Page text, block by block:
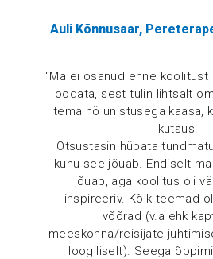
Auli Kõnnusaar,
“Ma ei osanud enne
oodata, sest tulin lihtsalt
tema nö unistusega kaasa,
kutsus.
Otsustasin hüpata
kuhu see jõuab. Endiselt
jõuab, aga koolitus oli
inspireeriv. Kõik teemad
võõrad (v.a ehk
meeskonna/reisijate
loogiliselt). Seega